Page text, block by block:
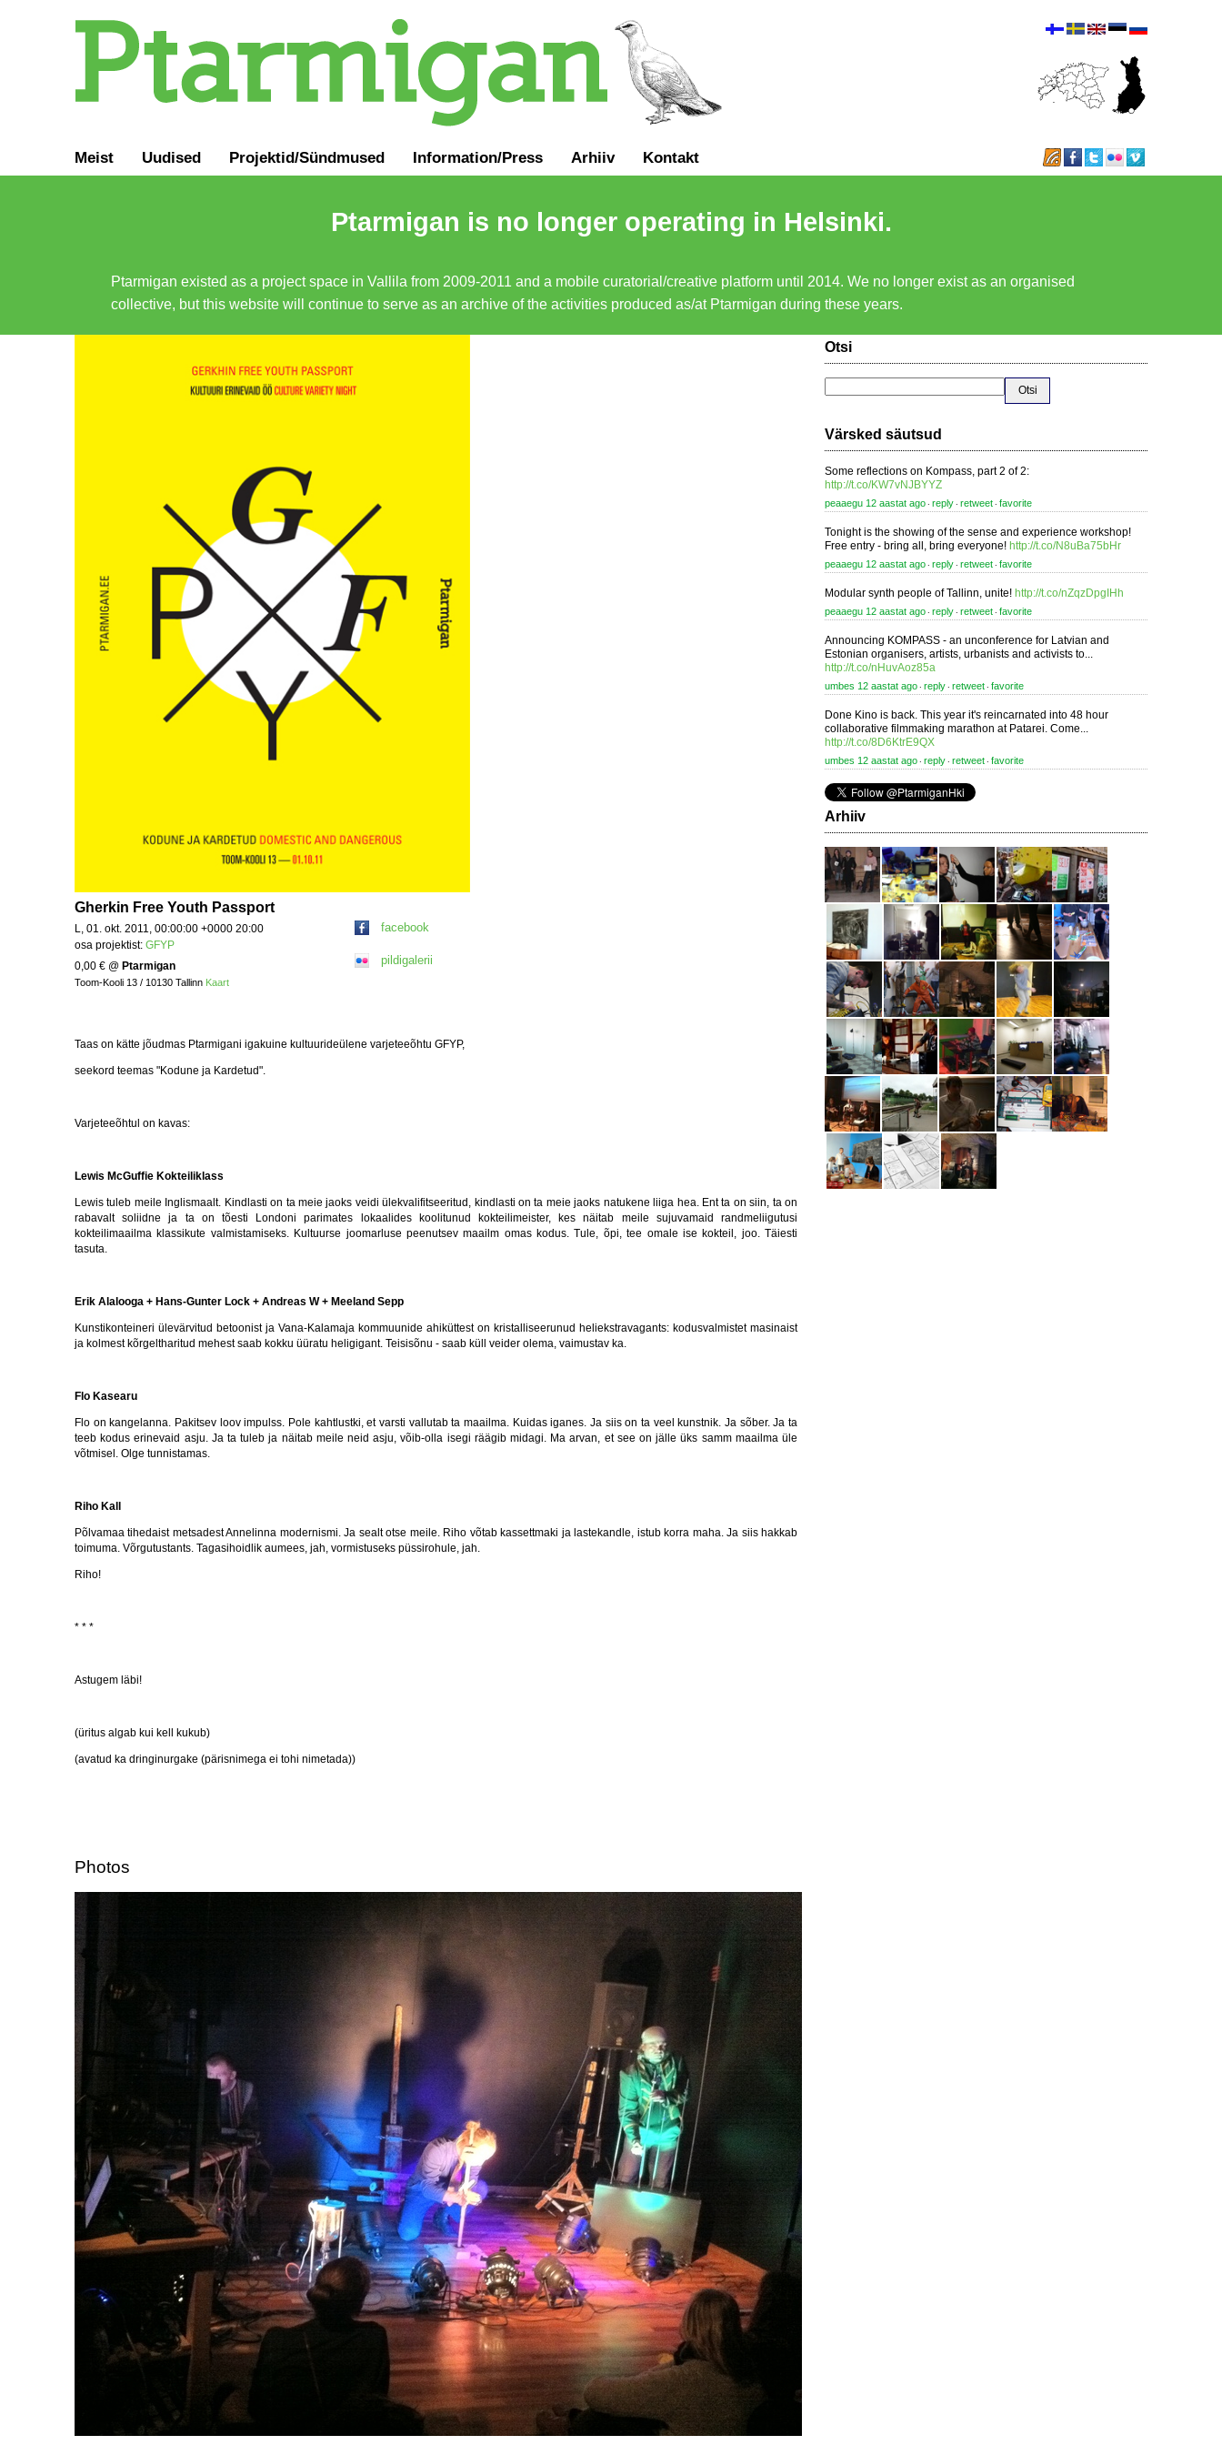
Meist Uudised Projektid/Sündmused Information/Press Arhiiv Kontakt
Ptarmigan is no longer operating in Helsinki.
Ptarmigan existed as a project space in Vallila from 2009-2011 and a mobile curatorial/creative platform until 2014. We no longer exist as an organised
collective, but this website will continue to serve as an archive of the activities produced as/at Ptarmigan during these years.
Gherkin Free Youth Passport
L, 01. okt. 2011, 00:00:00 +0000 20:00
osa projektist: GFYP
0,00 € @ Ptarmigan
Toom-Kooli 13 / 10130 Tallinn Kaart
facebook
pildigalerii
Taas on kätte jõudmas Ptarmigani igakuine kultuurideülene varjeteeõhtu GFYP,
seekord teemas "Kodune ja Kardetud".
Varjeteeõhtul on kavas:
Lewis McGuffie Kokteiliklass
Lewis tuleb meile Inglismaalt. Kindlasti on ta meie jaoks veidi ülekvalifitseeritud, kindlasti on ta meie jaoks natukene liiga hea. Ent ta on siin, ta on
rabavalt soliidne ja ta on tõesti Londoni parimates lokaalides koolitunud kokteilimeister, kes näitab meile sujuvamaid randmeliigutusi
kokteilimaailma klassikute valmistamiseks. Kultuurse joomarluse peenutsev maailm omas kodus. Tule, õpi, tee omale ise kokteil, joo. Täiesti
tasuta.
Erik Alalooga + Hans-Gunter Lock + Andreas W + Meeland Sepp
Kunstikonteineri ülevärvitud betoonist ja Vana-Kalamaja kommuunide ahiküttest on kristalliseerunud heliekstravagants: kodusvalmistet masinaist
ja kolmest kõrgeltharitud mehest saab kokku üüratu heligigant. Teisisõnu - saab küll veider olema, vaimustav ka.
Flo Kasearu
Flo on kangelanna. Pakitsev loov impulss. Pole kahtlustki, et varsti vallutab ta maailma. Kuidas iganes. Ja siis on ta veel kunstnik. Ja sõber. Ja ta
teeb kodus erinevaid asju. Ja ta tuleb ja näitab meile neid asju, võib-olla isegi räägib midagi. Ma arvan, et see on jälle üks samm maailma üle
võtmisel. Olge tunnistamas.
Riho Kall
Põlvamaa tihedaist metsadest Annelinna modernismi. Ja sealt otse meile. Riho võtab kassettmaki ja lastekandle, istub korra maha. Ja siis hakkab
toimuma. Võrgutustants. Tagasihoidlik aumees, jah, vormistuseks püssirohule, jah.
Riho!
* * *
Astugem läbi!
(üritus algab kui kell kukub)
(avatud ka dringinurgake (pärisnimega ei tohi nimetada))
Photos
Otsi
Värsked säutsud
Some reflections on Kompass, part 2 of 2:
http://t.co/KW7vNJBYYZ
peaaegu 12 aastat ago ⋅ reply ⋅ retweet ⋅ favorite
Tonight is the showing of the sense and experience workshop!
Free entry - bring all, bring everyone! http://t.co/N8uBa75bHr
peaaegu 12 aastat ago ⋅ reply ⋅ retweet ⋅ favorite
Modular synth people of Tallinn, unite! http://t.co/nZqzDpgIHh
peaaegu 12 aastat ago ⋅ reply ⋅ retweet ⋅ favorite
Announcing KOMPASS - an unconference for Latvian and
Estonian organisers, artists, urbanists and activists to...
http://t.co/nHuvAoz85a
umbes 12 aastat ago ⋅ reply ⋅ retweet ⋅ favorite
Done Kino is back. This year it's reincarnated into 48 hour
collaborative filmmaking marathon at Patarei. Come...
http://t.co/8D6KtrE9QX
umbes 12 aastat ago ⋅ reply ⋅ retweet ⋅ favorite
Arhiiv